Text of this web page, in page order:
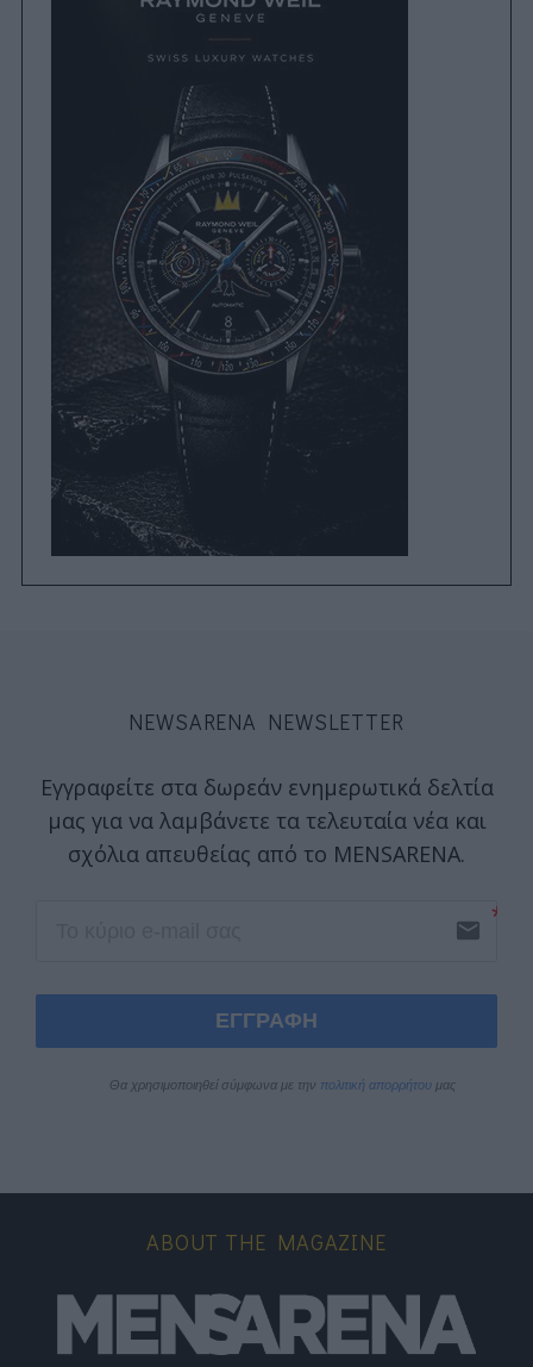
NEWSARENA NEWSLETTER
Εγγραφείτε στα δωρεάν ενημερωτικά δελτία
μας για να λαμβάνετε τα τελευταία νέα και
σχόλια απευθείας από το MENSARENA.
email
ΕΓΓΡΑΦΗ
Θα χρησιμοποιηθεί σύμφωνα με την πολιτική απορρήτου μας
ABOUT THE MAGAZINE